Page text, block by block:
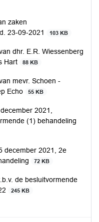
zaken
23-09-2021
103 KB
dhr. E.R. Wiessenberg
Hart
88 KB
mevr. Schoen -
Echo
55 KB
2021,
(1) behandeling
december 2021, 2e
72 KB
de besluitvormende
245 KB